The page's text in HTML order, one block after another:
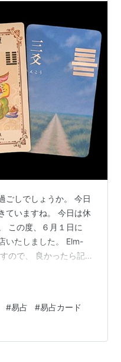
ごしでしょうか。 今日
ていますね。 今日は休
この度、６月１日に
いたしました。 Elm-
ので、 良かったら記事
ャレンジ、しまし
周年になりました。 ★
「ワンオラクル」とい
日の運勢を占っている
#易占 #易占カード